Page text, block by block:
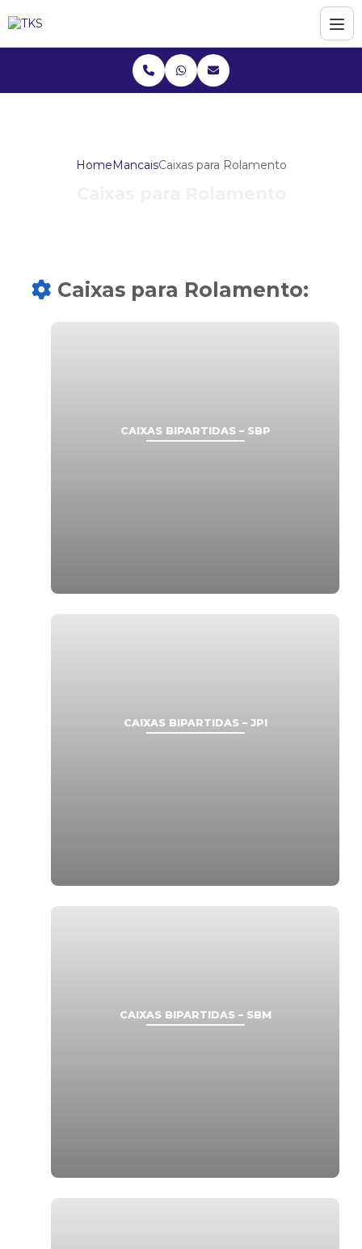
HomeMancaisCaixas para Rolamento
Caixas para Rolamento:
CAIXAS BIPARTIDAS – SBP
CAIXAS BIPARTIDAS – JPI
CAIXAS BIPARTIDAS – SBM